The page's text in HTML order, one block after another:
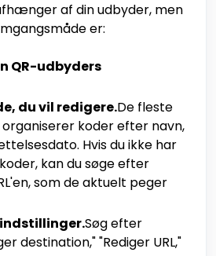
af din udbyder, men
er:
QR-udbyders
du vil redigere.De fleste
koder efter navn,
Hvis du ikke har
kan du søge efter
som de aktuelt peger
Søg efter
destination," "Rediger URL,"